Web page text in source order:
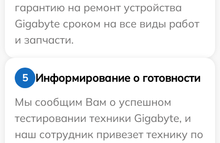
гарантию на ремонт устройства
Gigabyte сроком на все виды работ
и запчасти.
5
Информирование о готовности
Мы сообщим Вам о успешном
тестировании техники Gigabyte, и
наш сотрудник привезет технику по